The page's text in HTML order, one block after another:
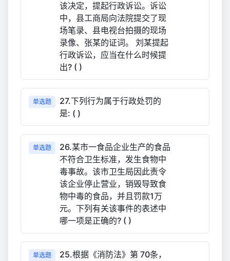
该决定，提起行政诉讼。诉讼
中，县工商局向法院提交了现
场笔录、县电视台拍摄的现场
录像、张某的证词。 刘某提起
行政诉讼，应当在什么时候提
出? ( )
单选题
27.下列行为属于行政处罚的
是: ( )
单选题
26.某市一食品企业生产的食品
不符合卫生标准，发生食物中
毒事故。该市卫生局因此责令
该企业停止营业，销毁导致食
物中毒的食品，并且罚款1万
元。下列有关该事件的表述中
哪一项是正确的? ( )
单选题 25.根据《消防法》第 70条，